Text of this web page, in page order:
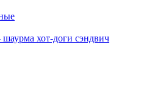
хот-доги сэндвич